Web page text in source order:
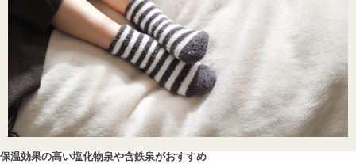
保温効果の高い塩化物泉や含鉄泉がおすすめ